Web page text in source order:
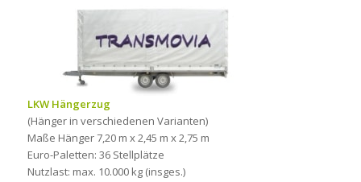
LKW Hängerzug
(Hänger in verschiedenen Varianten)
Maße Hänger 7,20 m x 2,45 m x 2,75 m
Euro-Paletten: 36 Stellplätze
Nutzlast: max. 10.000 kg (insges.)